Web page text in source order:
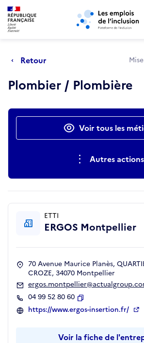
Aller au menu principal Aller au contenu
Retour
Plombier / Plombière
Actions rapidesVoir tous les
Autres actions
ETTI
ERGOS Montpellier
70 Avenue Maurice Planès,
CROZE, 34070 Montpellier
04 99 52 80 60
Copier
https://www.ergos-insertion.fr/
Voir la fiche de
Retour au début de la page
Panneau de gestion des cookies